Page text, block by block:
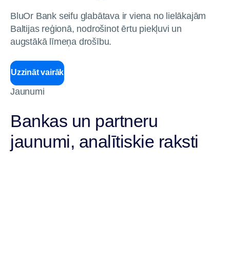
BluOr Bank seifu glabātava ir viena no lielākajām
Baltijas reģionā, nodrošinot ērtu piekļuvi un
augstākā līmeņa drošību.
Uzzināt vairāk
Jaunumi
Bankas un partneru
jaunumi, analītiskie raksti